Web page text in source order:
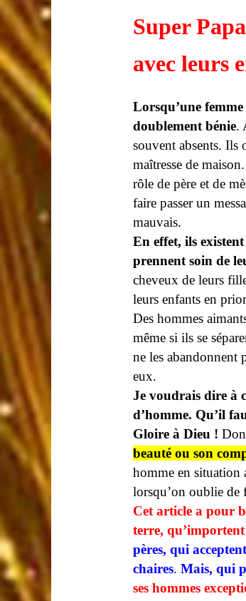
Super
avec leurs
Lorsqu’une
doublement bénie.
souvent absents. Ils
maîtresse de
rôle de père et de
faire passer un
mauvais.
En effet, ils
prennent soin de
cheveux de leurs
leurs enfants en
Des hommes
même si ils se
ne les abandonnent
eux.
Je voudrais dire à
d’homme. Qu’il
Gloire à Dieu !
beauté ou son
homme en situation
lorsqu’on oublie de
Cet article a pour
terre,
pères, qui
chaires. Mais, qui
ses hommes